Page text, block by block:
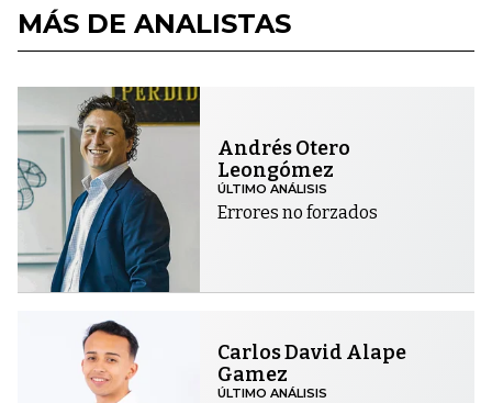
MÁS DE ANALISTAS
Andrés Otero
Leongómez
ÚLTIMO ANÁLISIS
Errores no forzados
Carlos David Alape
Gamez
ÚLTIMO ANÁLISIS